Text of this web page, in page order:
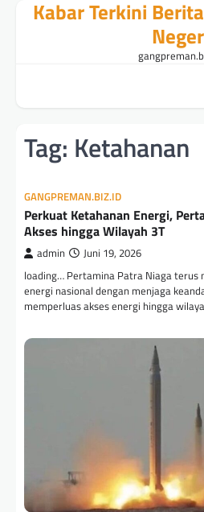
Kabar Terkini
Tag: Ketahanan
GANGPREMAN.BIZ.ID
Perkuat Ketahanan Energi,
Akses hingga Wilayah 3T
admin Juni 19, 2026
loading… Pertamina Patra Niaga terus
energi nasional dengan menjaga
memperluas akses energi hingga